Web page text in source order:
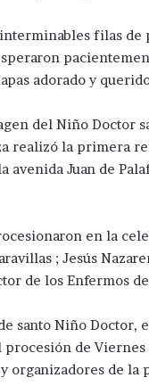
filas
adorado y
del Niño Doctor
realizó la primera
Juan de
en la
; Jesús
de los Enfermos
santo Niño Doctor,
de Viernes
organizadores de